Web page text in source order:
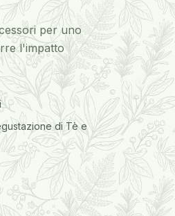
per uno
l'impatto
di Tè e